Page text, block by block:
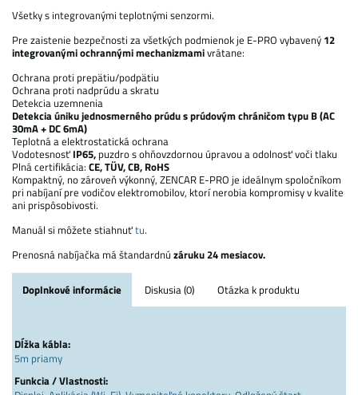
Všetky s integrovanými teplotnými senzormi.
Pre zaistenie bezpečnosti za všetkých podmienok je E-PRO vybavený 12
integrovanými ochrannými mechanizmamivrátane:
Ochrana proti prepätiu/podpätiu
Ochrana proti nadprúdu a skratu
Detekcia uzemnenia
Detekcia úniku jednosmerného prúdu s prúdovým chráničom typu B (AC
30mA + DC 6mA)
Teplotná a elektrostatická ochrana
Vodotesnosť IP65, puzdro s ohňovzdornou úpravou a odolnosť voči tlaku
Plná certifikácia: CE, TÜV, CB, RoHS
Kompaktný, no zároveň výkonný, ZENCAR E-PRO je ideálnym spoločníkom
pri nabíjaní pre vodičov elektromobilov, ktorí nerobia kompromisy v kvalite
ani prispôsobivosti.
Manuál si môžete stiahnuťtu.
Prenosná nabíjačka má štandardnú záruku 24 mesiacov.
Doplnkové informácie Diskusia (0) Otázka k produktu
Dĺžka kábla:
5m priamy
Funkcia / Vlastnosti: